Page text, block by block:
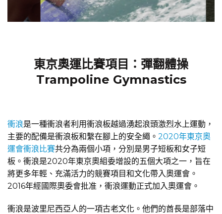
東京奧運比賽項目：彈翻體操
Trampoline Gymnastics
衝浪是一種衝浪者利用衝浪板越過湧起浪頭激烈水上運動，
主要的配備是衝浪板和繫在腳上的安全繩。 2020年東京奧
運會衝浪比賽共分為兩個小項，分別是男子短板和女子短
板。衝浪是2020年東京奧組委增設的五個大項之一，旨在
將更多年輕、充滿活力的競賽項目和文化帶入奧運會。
2016年經國際奧委會批准，衝浪運動正式加入奧運會。
衝浪是波里尼西亞人的一項古老文化。他們的酋長是部落中